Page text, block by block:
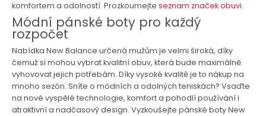
komfortem a odolností. Prozkoumejte seznam značek obuvi.
Módní pánské boty pro každý
rozpočet
Nabídka New Balance určená mužům je velmi široká, díky
čemuž si mohou vybrat kvalitní obuv, která bude maximálně
vyhovovat jejich potřebám. Díky vysoké kvalitě je to nákup na
mnoho sezón. Sníte o módních a odolných teniskách? Vsaďte
na nové vyspělé technologie, komfort a pohodlí používání i
atraktivní a nadčasový design. Vyzkoušejte pánské boty New